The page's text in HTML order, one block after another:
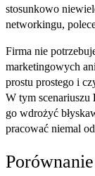
stosunkowo
networkingu,
Firma nie
marketingowych
prostu prostego i
W tym scenariuszu
go wdrożyć
pracować niemal